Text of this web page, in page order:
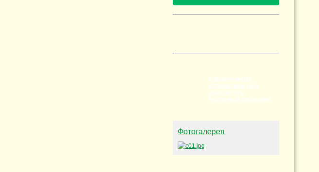
СПРАВОЧНИК ПО
ОБРАЩЕНИЯМ КУДА
ОБРАТИТСЯ В
РАЗЛИЧНЫХ СИТУАЦИЯХ
Фотогалерея